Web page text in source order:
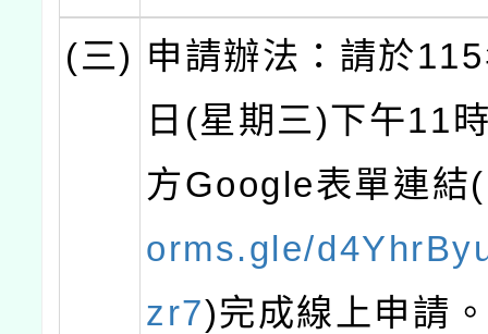
(三) 申請辦法：請於
日(星期三)下午11
方Google表單連結(
orms.gle/
zr7)完成線上申請